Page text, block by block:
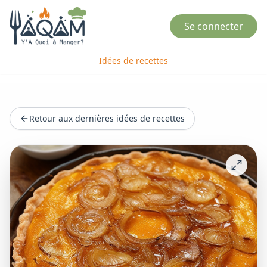
Se connecter
Idées de recettes
Retour aux dernières idées de recettes